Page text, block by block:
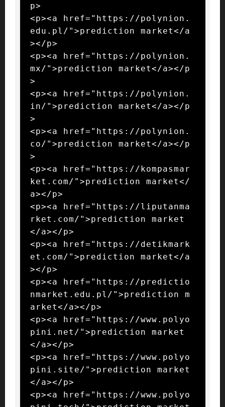
p>
<p><a href="https://polynion.
edu.pl/">prediction market</a
></p>
<p><a href="https://polynion.
mx/">prediction market</a></p
>
<p><a href="https://polynion.
in/">prediction market</a></p
>
<p><a href="https://polynion.
co/">prediction market</a></p
>
<p><a href="https://kompasmar
ket.com/">prediction market</
a></p>
<p><a href="https://liputanma
rket.com/">prediction market
</a></p>
<p><a href="https://detikmark
et.com/">prediction market</a
></p>
<p><a href="https://predictio
nmarket.edu.pl/">prediction m
arket</a></p>
<p><a href="https://www.polyo
pini.net/">prediction market
</a></p>
<p><a href="https://www.polyo
pini.site/">prediction market
</a></p>
<p><a href="https://www.polyo